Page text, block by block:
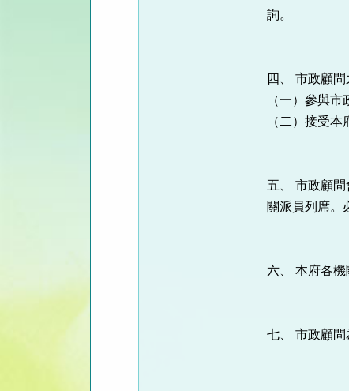
詢。
四、 市政顧問
（一）參與
（二）接受
五、 市政顧
關派員列席。
六、 本府各
七、 市政顧問